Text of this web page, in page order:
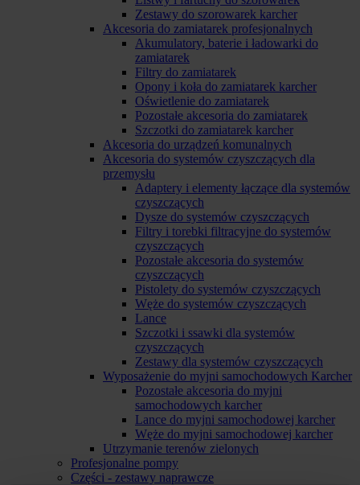
Zestawy do szorowarek karcher
Akcesoria do zamiatarek profesjonalnych
Akumulatory, baterie i ładowarki do
zamiatarek
Filtry do zamiatarek
Opony i koła do zamiatarek karcher
Oświetlenie do zamiatarek
Pozostałe akcesoria do zamiatarek
Szczotki do zamiatarek karcher
Akcesoria do urządzeń komunalnych
Akcesoria do systemów czyszczących dla
przemysłu
Adaptery i elementy łączące dla systemów
czyszczących
Dysze do systemów czyszczących
Filtry i torebki filtracyjne do systemów
czyszczących
Pozostałe akcesoria do systemów
czyszczących
Pistolety do systemów czyszczących
Węże do systemów czyszczących
Lance
Szczotki i ssawki dla systemów
czyszczących
Zestawy dla systemów czyszczących
Wyposażenie do myjni samochodowych Karcher
Pozostałe akcesoria do myjni
samochodowych karcher
Lance do myjni samochodowej karcher
Węże do myjni samochodowej karcher
Utrzymanie terenów zielonych
Profesjonalne pompy
Części - zestawy naprawcze